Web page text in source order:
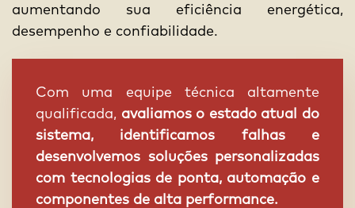
aumentando sua eficiência energética,
desempenho e confiabilidade.
Com uma equipe técnica altamente
qualificada, avaliamos o estado atual do
sistema, identificamos falhas e
desenvolvemos soluções personalizadas
com tecnologias de ponta, automação e
componentes de alta performance.